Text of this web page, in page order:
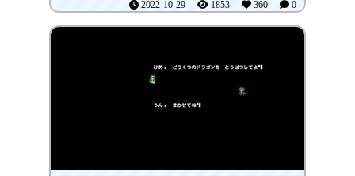
2022-10-29 1853 360 0